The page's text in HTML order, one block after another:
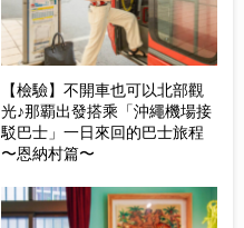
【檢驗】不開車也可以北部觀
光♪那覇出發搭乘「沖繩機場接
駁巴士」一日來回的巴士旅程
〜恩納村篇〜